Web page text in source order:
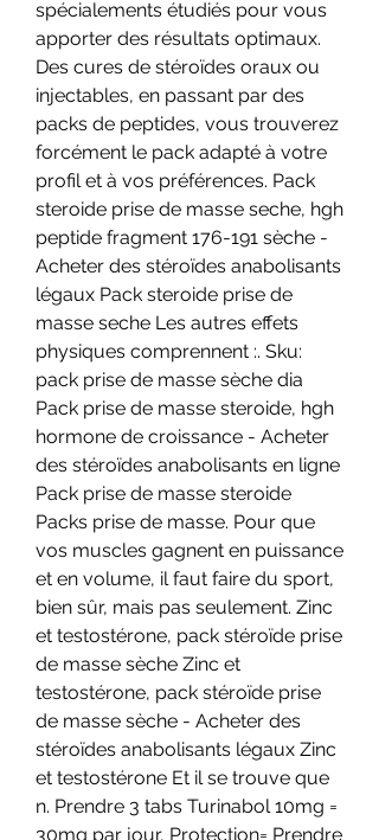
spécialements étudiés pour vous
apporter des résultats optimaux.
Des cures de stéroïdes oraux ou
injectables, en passant par des
packs de peptides, vous trouverez
forcément le pack adapté à votre
profil et à vos préférences. Pack
steroide prise de masse seche, hgh
peptide fragment 176-191 sèche -
Acheter des stéroïdes anabolisants
légaux Pack steroide prise de
masse seche Les autres effets
physiques comprennent :. Sku:
pack prise de masse sèche dia
Pack prise de masse steroide, hgh
hormone de croissance - Acheter
des stéroïdes anabolisants en ligne
Pack prise de masse steroide
Packs prise de masse. Pour que
vos muscles gagnent en puissance
et en volume, il faut faire du sport,
bien sûr, mais pas seulement. Zinc
et testostérone, pack stéroïde prise
de masse sèche Zinc et
testostérone, pack stéroïde prise
de masse sèche - Acheter des
stéroïdes anabolisants légaux Zinc
et testostérone Et il se trouve que
n. Prendre 3 tabs Turinabol 10mg =
30mg par jour, Protection= Prendre